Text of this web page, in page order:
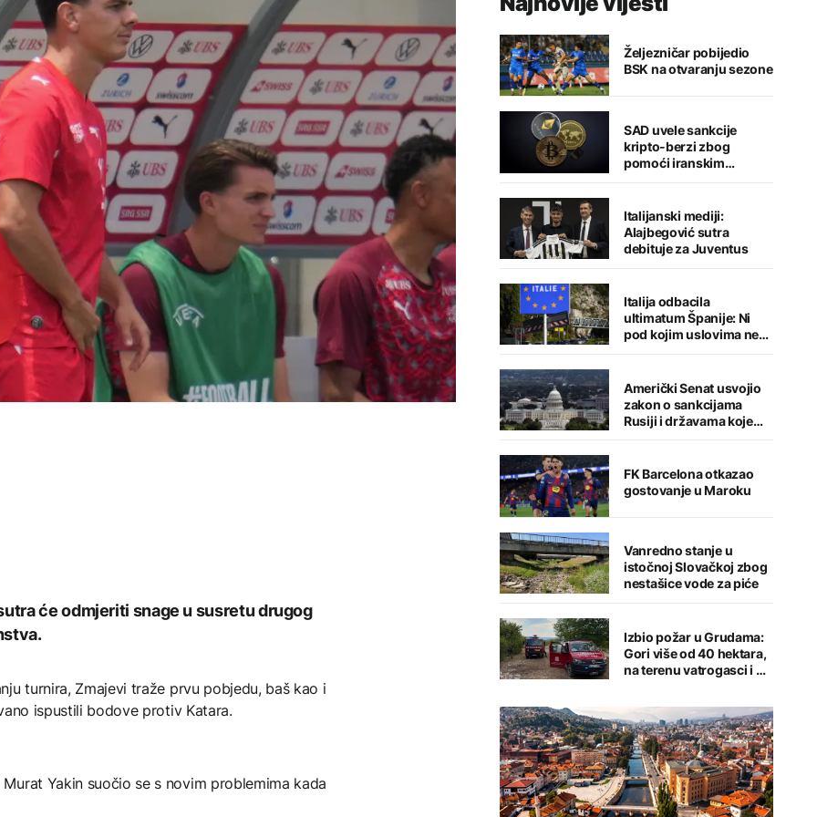
će odmjeriti snage u susretu drugog
turnira, Zmajevi traže prvu pobjedu, baš kao i
ispustili bodove protiv Katara.
Yakin suočio se s novim problemima kada
Željezničar pobijedio
BSK na otvaranju sezone
SAD uvele sankcije
kripto-berzi zbog
pomoći iranskim
snagama
Italijanski mediji:
Alajbegović sutra
debituje za Juventus
Italija odbacila
ultimatum Španije: Ni
pod kojim uslovima ne
namjeravamo da
Američki Senat usvojio
zakon o sankcijama
Rusiji i državama koje
kupuju njenu naftu i gas
FK Barcelona otkazao
gostovanje u Maroku
Vanredno stanje u
istočnoj Slovačkoj zbog
nestašice vode za piće
Izbio požar u Grudama:
Gori više od 40 hektara,
na terenu vatrogasci i Air